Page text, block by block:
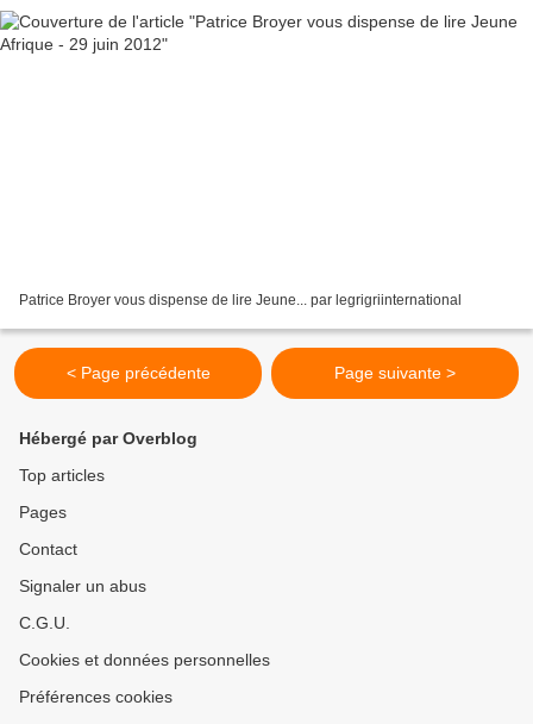
Patrice Broyer vous dispense de lire Jeune... par legrigriinternational
< Page précédente Page suivante >
Hébergé par Overblog
Top articles
Pages
Contact
Signaler un abus
C.G.U.
Cookies et données personnelles
Préférences cookies